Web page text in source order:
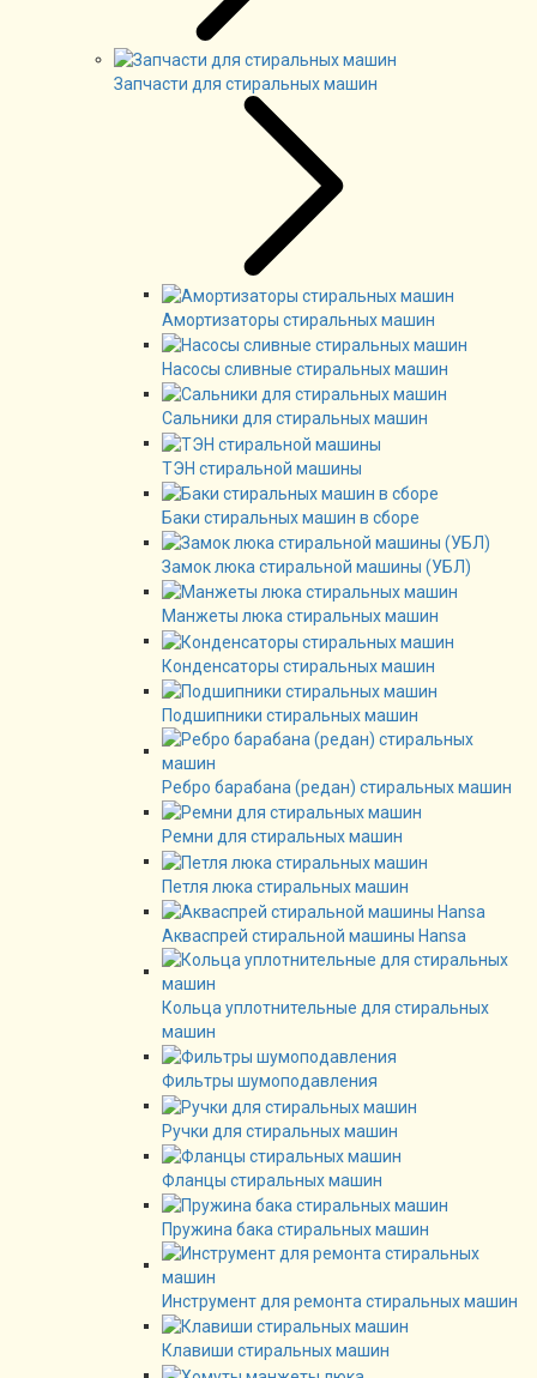
Запчасти для стиральных машин
Амортизаторы стиральных машин
Насосы сливные стиральных машин
Сальники для стиральных машин
ТЭН стиральной машины
Баки стиральных машин в сборе
Замок люка стиральной машины (УБЛ)
Манжеты люка стиральных машин
Конденсаторы стиральных машин
Подшипники стиральных машин
Ребро барабана (редан) стиральных машин
Ремни для стиральных машин
Петля люка стиральных машин
Акваспрей стиральной машины Hansa
Кольца уплотнительные для стиральных
машин
Фильтры шумоподавления
Ручки для стиральных машин
Фланцы стиральных машин
Пружина бака стиральных машин
Инструмент для ремонта стиральных машин
Клавиши стиральных машин